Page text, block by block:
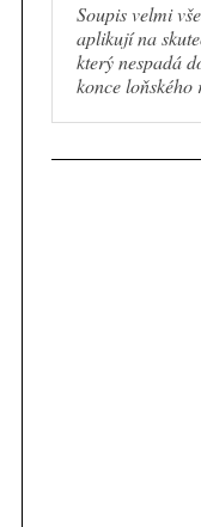
Soupis velmi
aplikují na
který nespadá
konce